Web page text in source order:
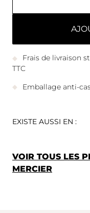
Frais de livraison
TTC
Emballage anti-
EXISTE AUSSI EN :
VOIR TOUS LES
MERCIER